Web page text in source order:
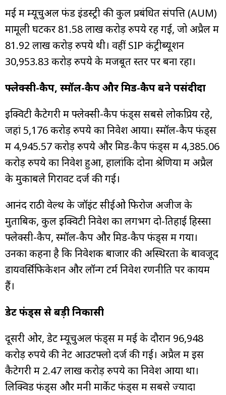
मई में म्यूचुअल फंड इंडस्ट्री की कुल प्रबंधित संपत्ति (AUM)
मामूली घटकर 81.58 लाख करोड़ रुपये रह गई, जो अप्रैल में
81.92 लाख करोड़ रुपये थी। वहीं SIP कंट्रीब्यूशन
30,953.83 करोड़ रुपये के मजबूत स्तर पर बना रहा।
फ्लेक्सी-कैप, स्मॉल-कैप और मिड-कैप बने पसंदीदा
इक्विटी कैटेगरी में फ्लेक्सी-कैप फंड्स सबसे लोकप्रिय रहे,
जहां 5,176 करोड़ रुपये का निवेश आया। स्मॉल-कैप फंड्स
में 4,945.57 करोड़ रुपये और मिड-कैप फंड्स में 4,385.06
करोड़ रुपये का निवेश हुआ, हालांकि दोनों श्रेणियों में अप्रैल
के मुकाबले गिरावट दर्ज की गई।
आनंद राठी वेल्थ के जॉइंट सीईओ फिरोज अजीज के
मुताबिक, कुल इक्विटी निवेश का लगभग दो-तिहाई हिस्सा
फ्लेक्सी-कैप, स्मॉल-कैप और मिड-कैप फंड्स में गया।
उनका कहना है कि निवेशक बाजार की अस्थिरता के बावजूद
डायवर्सिफिकेशन और लॉन्ग टर्म निवेश रणनीति पर कायम
हैं।
डेट फंड्स से बड़ी निकासी
दूसरी ओर, डेट म्यूचुअल फंड्स में मई के दौरान 96,948
करोड़ रुपये की नेट आउटफ्लो दर्ज की गई। अप्रैल में इस
कैटेगरी में 2.47 लाख करोड़ रुपये का निवेश आया था।
लिक्विड फंड्स और मनी मार्केट फंड्स में सबसे ज्यादा